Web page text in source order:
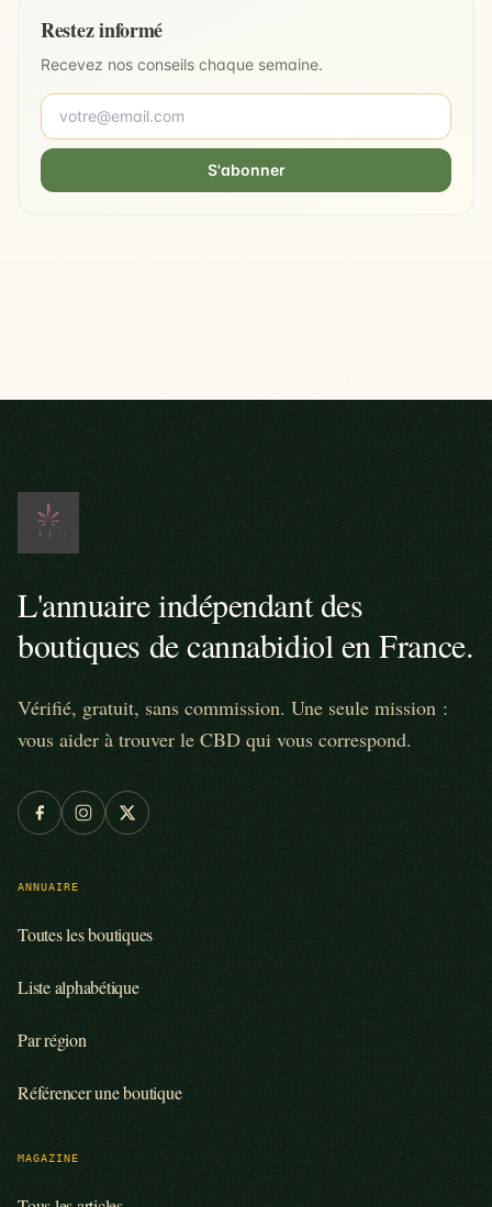
Restez informé
Recevez nos conseils chaque semaine.
S'abonner
L'annuaire indépendant des
boutiques de cannabidiol en France.
Vérifié, gratuit, sans commission. Une seule mission :
vous aider à trouver le CBD qui vous correspond.
ANNUAIRE
Toutes les boutiques
Liste alphabétique
Par région
Référencer une boutique
MAGAZINE